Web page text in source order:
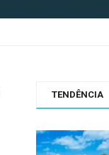
TENDÊNCIA